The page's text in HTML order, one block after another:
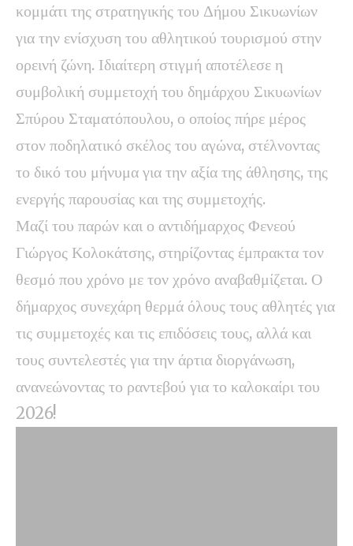
κομμάτι της στρατηγικής του Δήμου Σικυωνίων
για την ενίσχυση του αθλητικού τουρισμού στην
ορεινή ζώνη. Ιδιαίτερη στιγμή αποτέλεσε η
συμβολική συμμετοχή του δημάρχου Σικυωνίων
Σπύρου Σταματόπουλου, ο οποίος πήρε μέρος
στον ποδηλατικό σκέλος του αγώνα, στέλνοντας
το δικό του μήνυμα για την αξία της άθλησης, της
ενεργής παρουσίας και της συμμετοχής.
Μαζί του παρών και ο αντιδήμαρχος Φενεού
Γιώργος Κολοκάτσης, στηρίζοντας έμπρακτα τον
θεσμό που χρόνο με τον χρόνο αναβαθμίζεται. Ο
δήμαρχος συνεχάρη θερμά όλους τους αθλητές για
τις συμμετοχές και τις επιδόσεις τους, αλλά και
τους συντελεστές για την άρτια διοργάνωση,
ανανεώνοντας το ραντεβού για το καλοκαίρι του
2026!